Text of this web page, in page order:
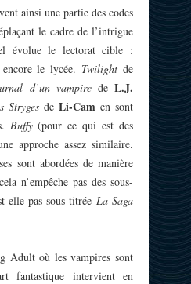
ainsi une partie des codes
le cadre de l’intrigue
évolue le lectorat cible :
le lycée. Twilight de
d’un vampiredeL.J.
Stryges de Li-Cam en sont
Buffy(pour ce qui est des
approche assez similaire.
sont abordées de manière
n’empêche pas des sous-
elle pas sous-titrée La Saga
Adult où les vampires sont
fantastique intervient en